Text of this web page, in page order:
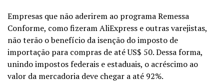
Empresas que não aderirem ao programa Remessa
Conforme, como fizeram AliExpress e outras varejistas,
não terão o benefício da isenção do imposto de
importação para compras de até US$ 50. Dessa forma,
unindo impostos federais e estaduais, o acréscimo ao
valor da mercadoria deve chegar a até 92%.